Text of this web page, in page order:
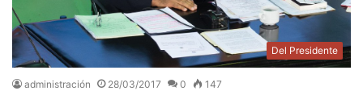
Del Presidente
administración 28/03/2017 0 147